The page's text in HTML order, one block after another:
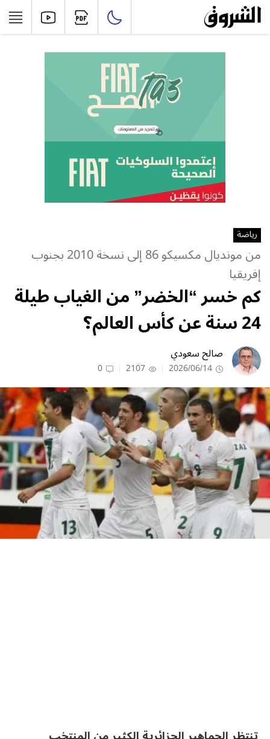
رياضة
من مونديال مكسيكو 86 إلى نسخة 2010 بجنوب
إفريقيا
كم خسر “الخضر” من الغياب طيلة
24 سنة عن كأس العالم؟
صالح سعودي
2026/06/14
2107
0